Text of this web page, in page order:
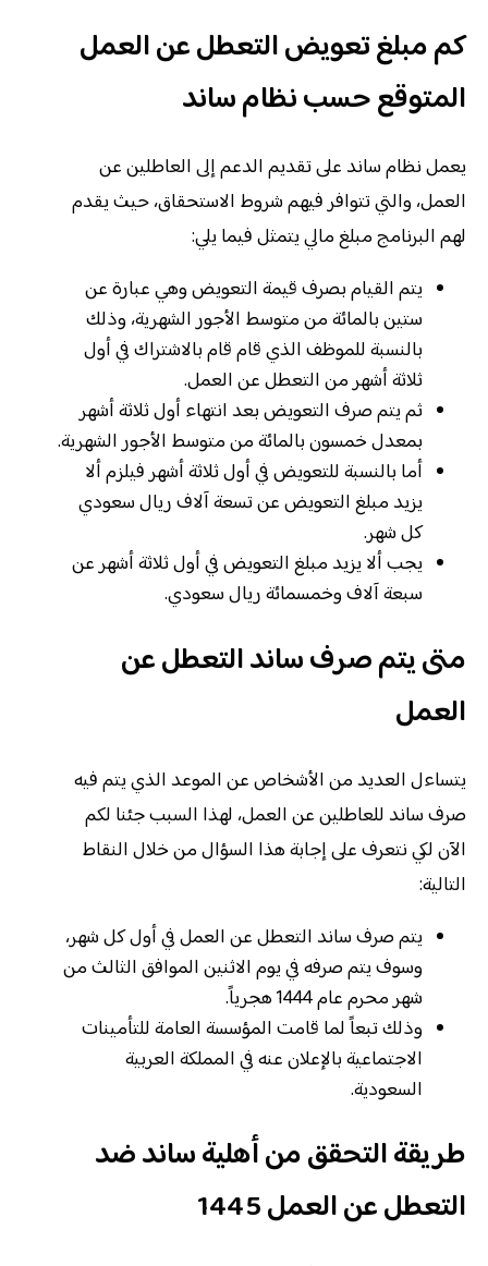
كم مبلغ تعويض التعطل عن العمل
المتوقع حسب نظام ساند
يعمل نظام ساند على تقديم الدعم إلى العاطلين عن
العمل، والتي تتوافر فيهم شروط الاستحقاق، حيث يقدم
لهم البرنامج مبلغ مالي يتمثل فيما يلي:
يتم القيام بصرف قيمة التعويض وهي عبارة عن
ستين بالمائة من متوسط الأجور الشهرية، وذلك
بالنسبة للموظف الذي قام قام بالاشتراك في أول
ثلاثة أشهر من التعطل عن العمل.
ثم يتم صرف التعويض بعد انتهاء أول ثلاثة أشهر
بمعدل خمسون بالمائة من متوسط الأجور الشهرية.
أما بالنسبة للتعويض في أول ثلاثة أشهر فيلزم ألا
يزيد مبلغ التعويض عن تسعة آلاف ريال سعودي
كل شهر.
يجب ألا يزيد مبلغ التعويض في أول ثلاثة أشهر عن
سبعة آلاف وخمسمائة ريال سعودي.
متى يتم صرف ساند التعطل عن
العمل
يتساءل العديد من الأشخاص عن الموعد الذي يتم فيه
صرف ساند للعاطلين عن العمل، لهذا السبب جئنا لكم
الآن لكي نتعرف على إجابة هذا السؤال من خلال النقاط
التالية:
يتم صرف ساند التعطل عن العمل في أول كل شهر،
وسوف يتم صرفه في يوم الاثنين الموافق الثالث من
شهر محرم عام 1444 هجرياً.
وذلك تبعاً لما قامت المؤسسة العامة للتأمينات
الاجتماعية بالإعلان عنه في المملكة العربية
السعودية.
طريقة التحقق من أهلية ساند ضد
التعطل عن العمل 1445